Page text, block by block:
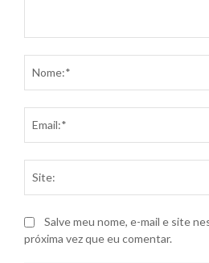
Salve meu nome, e-mail e site
próxima vez que eu comentar.